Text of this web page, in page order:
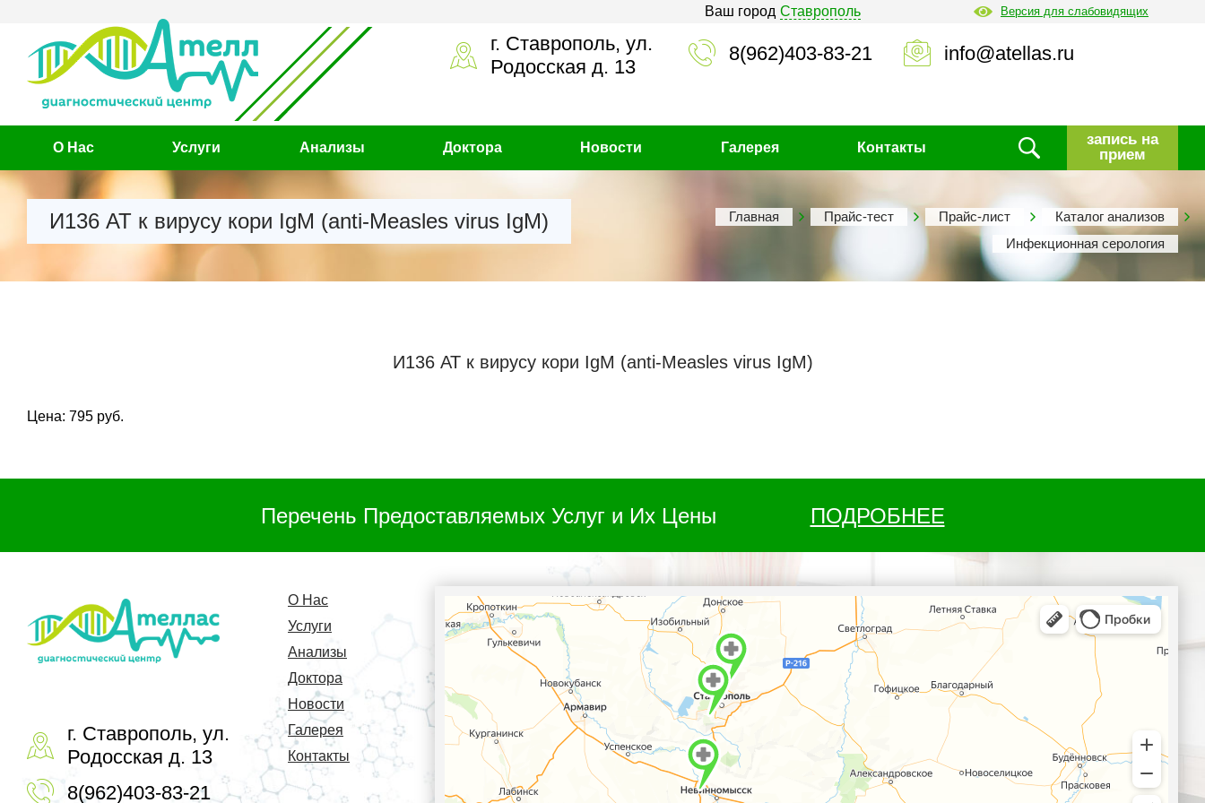
Ваш город Ставрополь Версия для слабовидящих
г. Ставрополь, ул.
Родосская д. 13
8(962)403-83-21 info@atellas.ru
О Нас Услуги Анализы Доктора Новости Галерея Контакты
запись на
прием
И136 АТ к вирусу кори IgM (anti-Measles virus IgM) Главная Прайс-тест Прайс-лист
Каталог анализов
Инфекционная серология
И136 АТ к вирусу кори IgM (anti-Measles virus IgM)
Цена: 795 руб.
Перечень Предоставляемых Услуг и Их Цены ПОДРОБНЕЕ
г. Ставрополь, ул.
Родосская д. 13
8(962)403-83-21
О Нас
Услуги
Анализы
Доктора
Новости
Галерея
Контакты